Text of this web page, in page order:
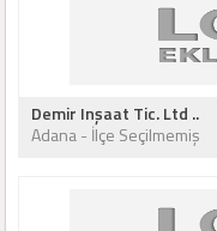
Demir Inşaat Tic. Ltd ..
Adana - İlçe Seçilmemiş